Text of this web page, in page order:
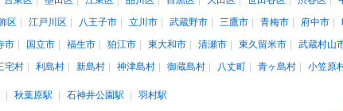
区 江戸川区 八王子市 立川市 武蔵野市 三鷹市 青梅市 府中市
市 国立市 福生市 狛江市 東大和市 清瀬市 東久留米市 武蔵村山
宅村 利島村 新島村 神津島村 御蔵島村 八丈町 青ヶ島村 小笠原
秋葉原駅 石神井公園駅
羽村駅